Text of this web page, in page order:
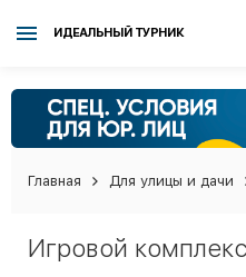
ИДЕАЛЬНЫЙ ТУРНИК
Главная Для улицы и дачи
Игровой